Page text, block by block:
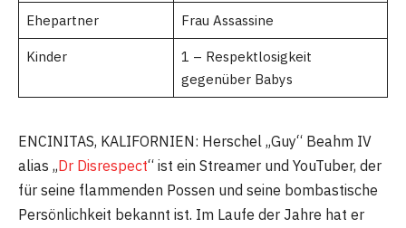
Ehepartner Frau Assassine
Kinder
1 – Respektlosigkeit
gegenüber Babys
ENCINITAS, KALIFORNIEN: Herschel „Guy“ Beahm IV
alias „Dr Disrespect“ ist ein Streamer und YouTuber, der
für seine flammenden Possen und seine bombastische
Persönlichkeit bekannt ist. Im Laufe der Jahre hat er